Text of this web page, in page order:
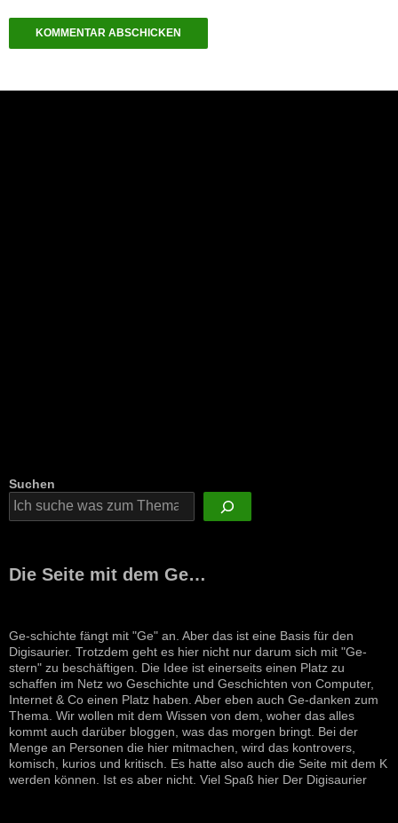
Suchen
Die Seite mit dem Ge…
Ge-schichte fängt mit "Ge" an. Aber das ist eine Basis für den
Digisaurier. Trotzdem geht es hier nicht nur darum sich mit "Ge-
stern" zu beschäftigen. Die Idee ist einerseits einen Platz zu
schaffen im Netz wo Geschichte und Geschichten von Computer,
Internet & Co einen Platz haben. Aber eben auch Ge-danken zum
Thema. Wir wollen mit dem Wissen von dem, woher das alles
kommt auch darüber bloggen, was das morgen bringt. Bei der
Menge an Personen die hier mitmachen, wird das kontrovers,
komisch, kurios und kritisch. Es hatte also auch die Seite mit dem K
werden können. Ist es aber nicht. Viel Spaß hier Der Digisaurier